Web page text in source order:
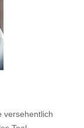
versehentlich